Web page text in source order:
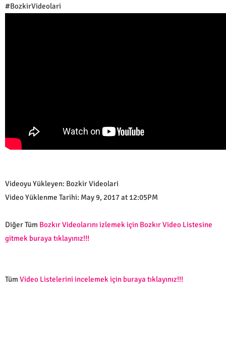
#BozkirVideolari
Videoyu Yükleyen: Bozkir Videolari
Video Yüklenme Tarihi: May 9, 2017 at 12:05PM
Diğer Tüm Bozkır Videolarını izlemek için Bozkır Video Listesine
gitmek buraya tıklayınız!!!
Tüm Video Listelerini incelemek için buraya tıklayınız!!!